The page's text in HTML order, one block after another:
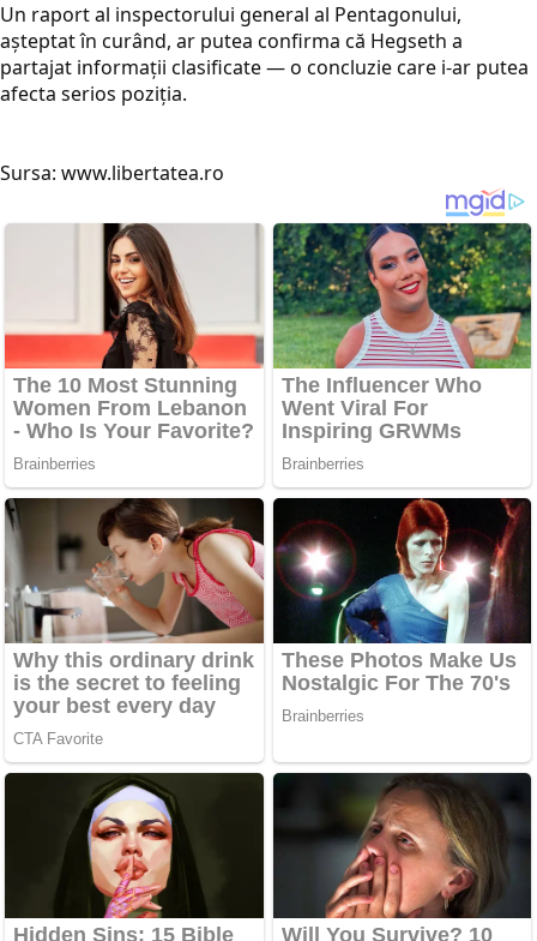
Un raport al inspectorului general al Pentagonului,
așteptat în curând, ar putea confirma că Hegseth a
partajat informații clasificate — o concluzie care i-ar putea
afecta serios poziția.
Sursa: www.libertatea.ro